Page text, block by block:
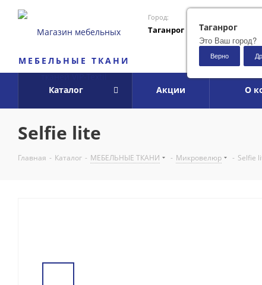
МЕБЕЛЬНЫЕ ТКАНИ
Город:
Таганрог
Каталог Акции О
Таганрог
Это Ваш город?
Верно
Selfie lite
Главная - Каталог - МЕБЕЛЬНЫЕ ТКАНИ - Микровелюр - Selfie